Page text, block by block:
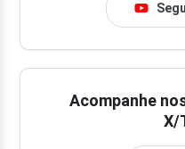
Acompanhe
X/